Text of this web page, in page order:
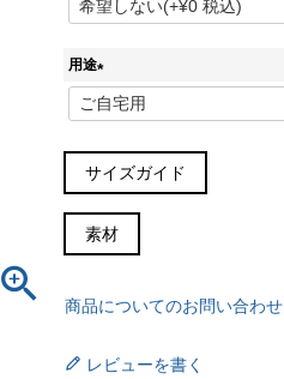
用途
(
必
)
サイズガイド
L 26.0－28.5
素材
商品についてのお問い合わせ
レビューを書く